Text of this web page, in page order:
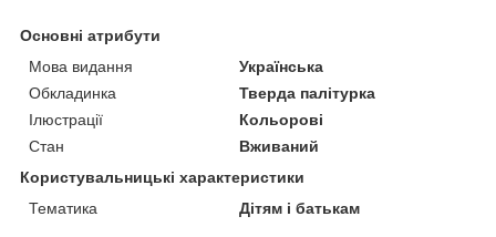
Основні атрибути
Мова видання
Українська
Обкладинка
Тверда палітурка
Ілюстрації
Кольорові
Стан
Вживаний
Користувальницькі характеристики
Тематика
Дітям і батькам